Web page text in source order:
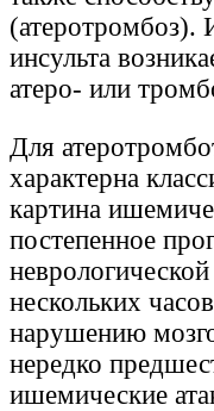
(атеротромбоз).
инсульта
атеро- или
Для
характерна
картина
постепенное
нескольких
нарушению
нередко
ишемические